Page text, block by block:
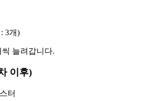
3개)
늘려갑니다.
이후)
터